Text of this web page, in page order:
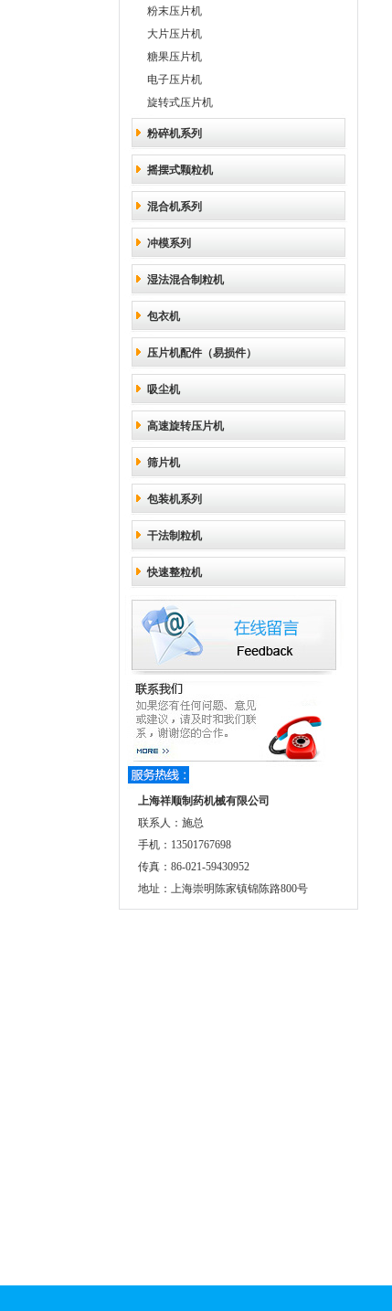
粉末压片机
大片压片机
糖果压片机
电子压片机
旋转式压片机
粉碎机系列
摇摆式颗粒机
混合机系列
冲模系列
湿法混合制粒机
包衣机
压片机配件（易损件）
吸尘机
高速旋转压片机
筛片机
包装机系列
干法制粒机
快速整粒机
上海祥顺制药机械有限公司
联系人：施总
手机：13501767698
传真：86-021-59430952
地址：上海崇明陈家镇锦陈路800号